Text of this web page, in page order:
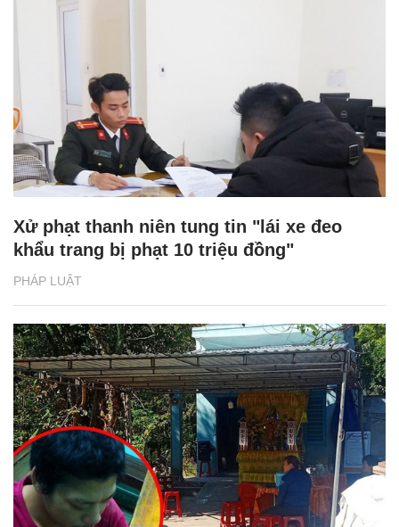
PHÁP LUẬT
Xử phạt thanh niên tung tin "lái xe đeo
khẩu trang bị phạt 10 triệu đồng"